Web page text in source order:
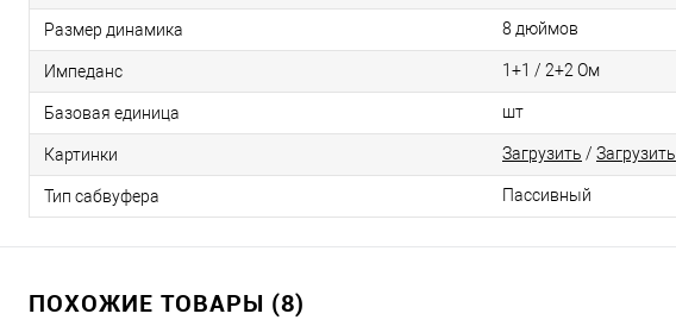
Размер динамика 8 дюймов
Импеданс 1+1 / 2+2 Ом
Базовая единица шт
Картинки Загрузить / Загрузить
Тип сабвуфера Пассивный
ПОХОЖИЕ ТОВАРЫ (8)